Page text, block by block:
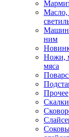
Масло,
ним
Ножи,
мяса
Прочее
Скалки